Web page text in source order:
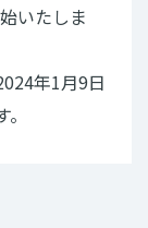
いたしま
年1月9日